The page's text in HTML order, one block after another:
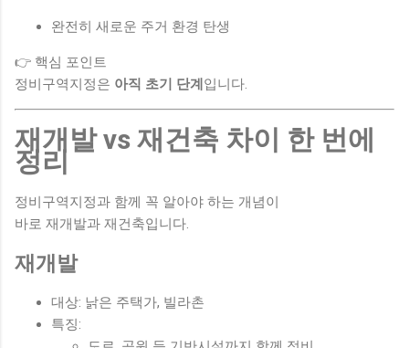
완전히 새로운 주거 환경 탄생
👉 핵심 포인트
정비구역지정은 아직 초기 단계 입니다.
재개발 vs 재건축 차이 한 번에
정리
정비구역지정과 함께 꼭 알아야 하는 개념이
바로 재개발과 재건축입니다.
재개발
대상: 낡은 주택가, 빌라촌
특징: